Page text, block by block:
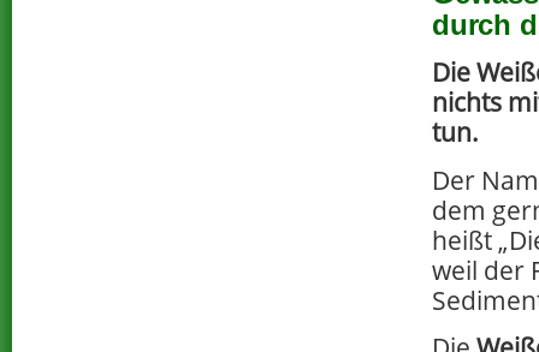
durch
Die
nichts
tun.
Der
dem
heißt
weil der